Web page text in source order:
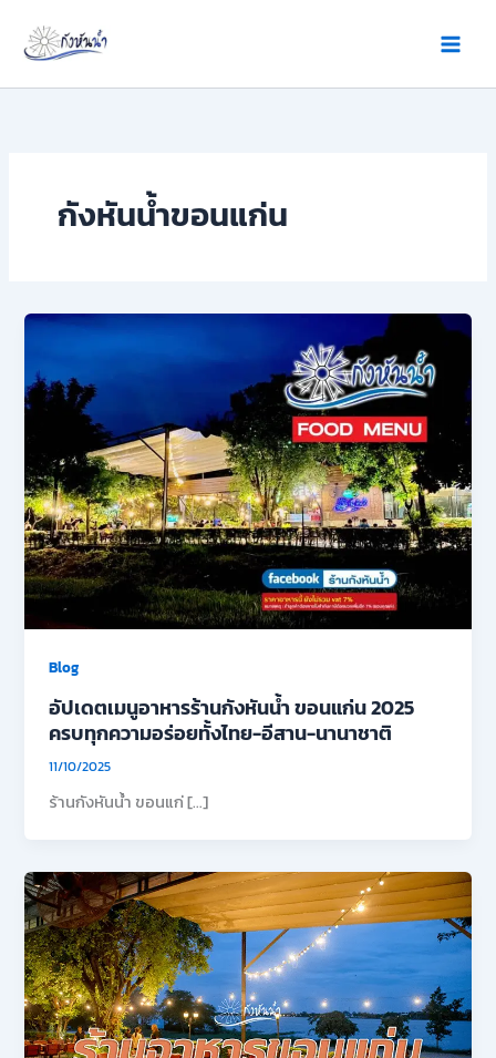
content
กังหันน้ำขอนแก่น
Blog
อัปเดตเมนูอาหารร้านกังหันน้ำ ขอนแก่น 2025
ครบทุกความอร่อยทั้งไทย-อีสาน-นานาชาติ
11/10/2025
ร้านกังหันน้ำ ขอนแก่ […]